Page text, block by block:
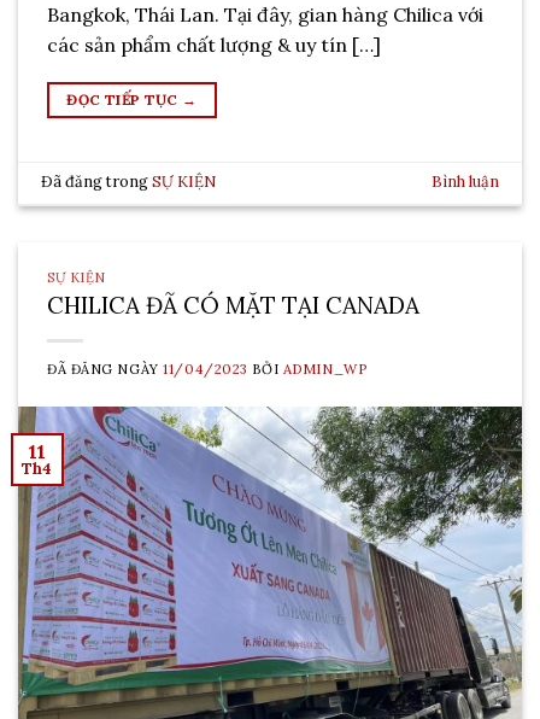
Bangkok, Thái Lan. Tại đây, gian hàng Chilica với
các sản phẩm chất lượng & uy tín […]
ĐỌC TIẾP TỤC →
Đã đăng trongSỰ KIỆN Bình luận
SỰ KIỆN
CHILICA ĐÃ CÓ MẶT TẠI CANADA
ĐÃ ĐĂNG NGÀY11/04/2023 BỞI ADMIN_WP
11
Th4